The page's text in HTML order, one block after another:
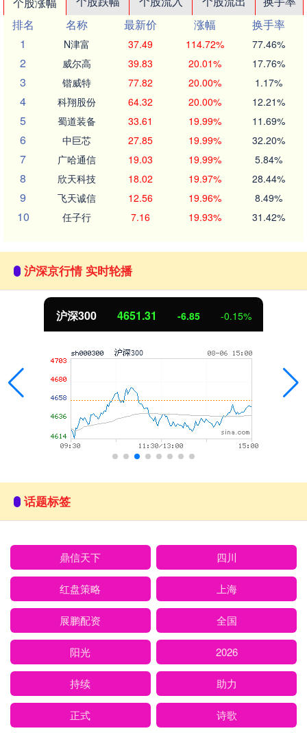
排名
名称 最新价 涨幅
换手率
1
N津富 37.49 114.72% 77.46%
2 威尔高 39.83 20.01% 17.76%
3 锴威特 77.82 20.00% 1.17%
4 科翔股份 64.32 20.00% 12.21%
5 蜀道装备 33.61 19.99% 11.69%
6 中巨芯 27.85 19.99% 32.20%
7 广哈通信 19.03 19.99% 5.84%
8 欣天科技 18.02 19.97% 28.44%
9 飞天诚信 12.56 19.96% 8.49%
10 任子行 7.16 19.93% 31.42%
沪深京行情 实时轮播
沪深300 4651.31 -6.85 -0.15%
话题标签
鼎信天下 四川
红盘策略 上海
展鹏配资 全国
阳光 2026
持续 助力
正式 诗歌